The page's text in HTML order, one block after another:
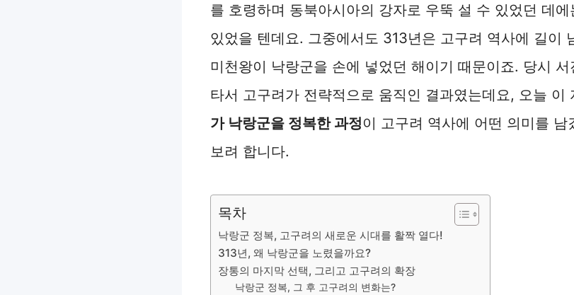
를 호령하며 동북아시아의 강자로 우뚝 설 수 있었던 데
있었을 텐데요. 그중에서도 313년은 고구려 역사에 길이
미천왕이 낙랑군을 손에 넣었던 해이기 때문이죠. 당시
타서 고구려가 전략적으로 움직인 결과였는데요, 오늘 이
가 낙랑군을 정복한 과정이 고구려 역사에 어떤 의미를 남
보려 합니다.
목차
낙랑군 정복, 고구려의 새로운 시대를 활짝 열다!
313년, 왜 낙랑군을 노렸을까요?
장통의 마지막 선택, 그리고 고구려의 확장
낙랑군 정복, 그 후 고구려의 변화는?